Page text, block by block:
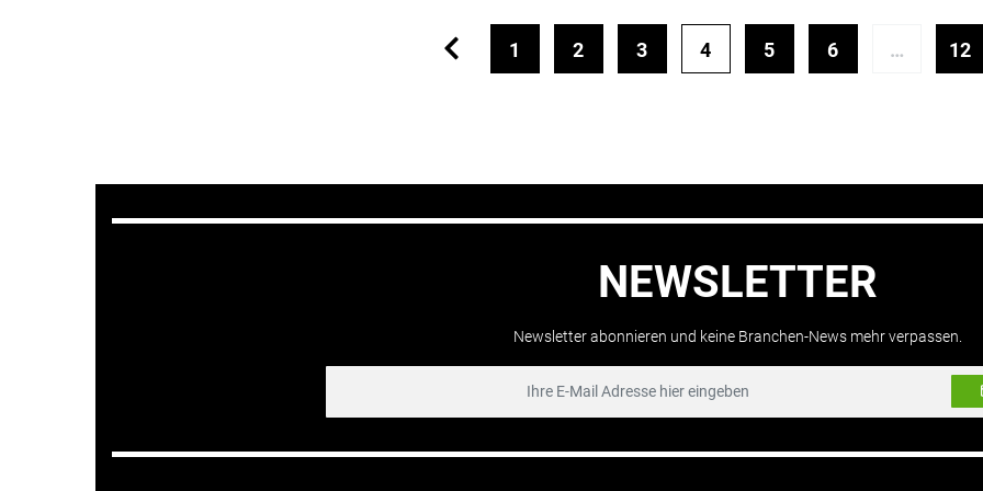
1 2 3 4 5 6 … 12
NEWSLETTER
Newsletter abonnieren und keine Branchen-News mehr verpassen.